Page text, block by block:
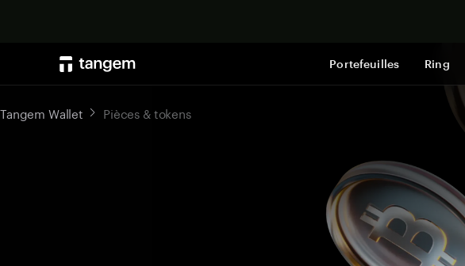
Portefeuilles Ring
Tangem Wallet Pièces & tokens